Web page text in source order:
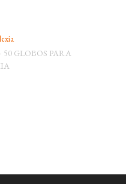
GLOBOS PARA